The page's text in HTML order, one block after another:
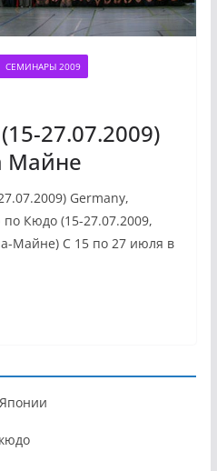
СЕМИНАРЫ 2009
27.07.2009)
Майне
Germany,
Кюдо (15-27.07.2009,
Майне) С 15 по 27 июля в